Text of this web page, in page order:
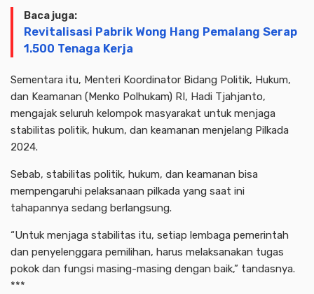
Baca juga:
Revitalisasi Pabrik Wong Hang Pemalang Serap
1.500 Tenaga Kerja
Sementara itu, Menteri Koordinator Bidang Politik, Hukum,
dan Keamanan (Menko Polhukam) RI, Hadi Tjahjanto,
mengajak seluruh kelompok masyarakat untuk menjaga
stabilitas politik, hukum, dan keamanan menjelang Pilkada
2024.
Sebab, stabilitas politik, hukum, dan keamanan bisa
mempengaruhi pelaksanaan pilkada yang saat ini
tahapannya sedang berlangsung.
“Untuk menjaga stabilitas itu, setiap lembaga pemerintah
dan penyelenggara pemilihan, harus melaksanakan tugas
pokok dan fungsi masing-masing dengan baik,” tandasnya.
***